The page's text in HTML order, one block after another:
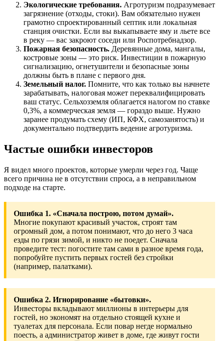
Экологические требования. Агротуризм подразумевает
загрязнение (отходы, стоки). Вам обязательно нужен
грамотно спроектированный септик или локальная
станция очистки. Если вы выкапываете яму и льете все
в реку — вас закроют соседи или Роспотребнадзор.
Пожарная безопасность. Деревянные дома, мангалы,
костровые зоны — это риск. Инвестиции в пожарную
сигнализацию, огнетушители и безопасные зоны
должны быть в плане с первого дня.
Земельный налог. Помните, что как только вы начнете
зарабатывать, налоговая может переквалифицировать
ваш статус. Сельхозземля облагается налогом по ставке
0,3%, а коммерческая земля — гораздо выше. Нужно
заранее продумать схему (ИП, КФХ, самозанятость) и
документально подтвердить ведение агротуризма.
Частые ошибки инвесторов
Я видел много проектов, которые умерли через год. Чаще
всего причина не в отсутствии спроса, а в неправильном
подходе на старте.
Ошибка 1. «Сначала построю, потом думай».
Многие покупают красивый участок, строят там
огромный дом, а потом понимают, что до него 3 часа
езды по грязи зимой, и никто не поедет. Сначала
проведите тест: погостите там сами в разное время года,
попробуйте пустить первых гостей без стройки
(например, палатками).
Ошибка 2. Игнорирование «бытовки».
Инвесторы вкладывают миллионы в интерьеры для
гостей, но экономят на отдельно стоящей кухне и
туалетах для персонала. Если повар негде нормально
поесть, а администратор живет в доме, где живут гости